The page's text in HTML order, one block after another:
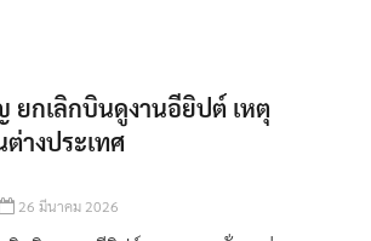
ยกเลิกบินดูงานอียิปต์ เหตุ
างประเทศ
26 มีนาคม 2026